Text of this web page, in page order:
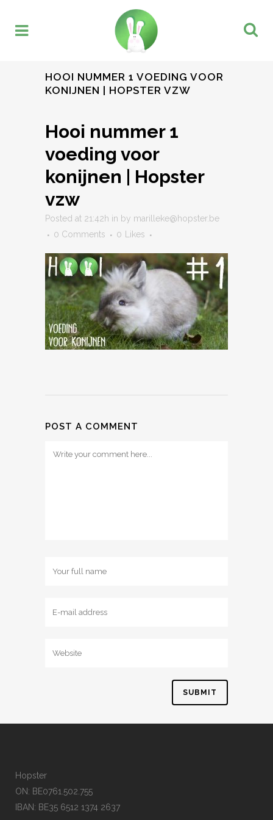
HOOI NUMMER 1 VOEDING VOOR
KONIJNEN | HOPSTER VZW
Hooi nummer 1
voeding voor
konijnen | Hopster
vzw
Posted at 21:42h in by marilleke@hopster.be
0 Comments
0 Likes
POST A COMMENT
Hopster
ON: BE0761.502.755
IBAN: BE35 6512 1374 2637